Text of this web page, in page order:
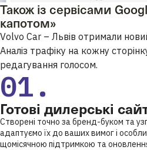
Також із сервісами
капотом»
Volvo Car – Львів отримали
Аналіз трафіку на кожну
редагування голосом.
01.
Готові дилерські
Створені точно за бренд-буком та
адаптуємо їх до ваших вимог і
щомісячною підтримкою та